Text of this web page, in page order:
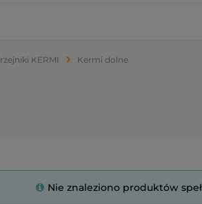
KERMI Kermi dolne
Nie znaleziono produktów